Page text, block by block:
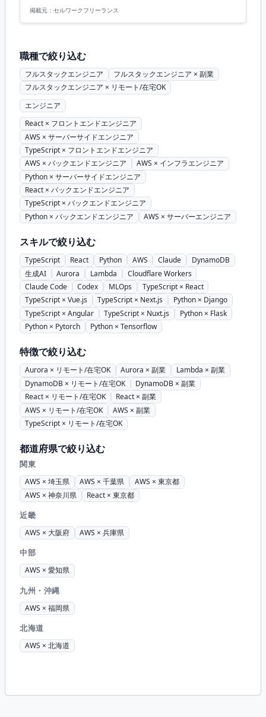
テクチャ設計、そして技術的判断を通じて、革新的なプロ
値創造に取り組む場面も多くあります。 ...
掲載元： セルワークフリーランス
職種で絞り込む
フルスタックエンジニア
フルスタックエンジニア × 副業
フルスタックエンジニア × リモート/在宅OK
エンジニア
React × フロントエンドエンジニア
AWS × サーバーサイドエンジニア
TypeScript × フロントエンドエンジニア
AWS × バックエンドエンジニア
AWS × インフラエンジニア
Python × サーバーサイドエンジニア
React × バックエンドエンジニア
TypeScript × バックエンドエンジニア
Python × バックエンドエンジニア
AWS × サーバーエンジニア
スキルで絞り込む
TypeScript React Python AWS Claude
DynamoDB
生成AI
Aurora Lambda
Cloudflare Workers
Claude Code
Codex MLOps
TypeScript × React
TypeScript × Vue.js
TypeScript × Next.js
Python × Django
TypeScript × Angular
TypeScript × Nuxt.js
Python × Flask
Python × Pytorch
Python × Tensorflow
特徴で絞り込む
Aurora × リモート/在宅OK Aurora × 副業
Lambda × 副業
DynamoDB × リモート/在宅OK
DynamoDB × 副業
React × リモート/在宅OK
React × 副業
AWS × リモート/在宅OK
AWS × 副業
TypeScript × リモート/在宅OK
都道府県で絞り込む
関東
AWS × 埼玉県 AWS × 千葉県
AWS × 東京都
AWS × 神奈川県
React × 東京都
近畿
AWS × 大阪府 AWS × 兵庫県
中部
AWS × 愛知県
九州・沖縄
AWS × 福岡県
北海道
AWS × 北海道